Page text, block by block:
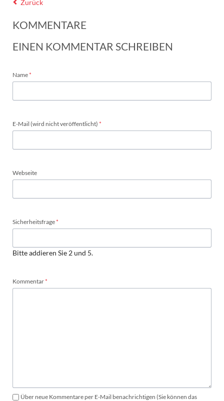
Zurück
KOMMENTARE
EINEN KOMMENTAR SCHREIBEN
Pflichtfeld
Name*
Pflichtfeld
E-Mail (wird nicht veröffentlicht) *
Webseite
Pflichtfeld
Sicherheitsfrage*
Bitte addieren Sie 2 und 5.
Pflichtfeld
Kommentar*
Über neue Kommentare per E-Mail benachrichtigen (Sie können das